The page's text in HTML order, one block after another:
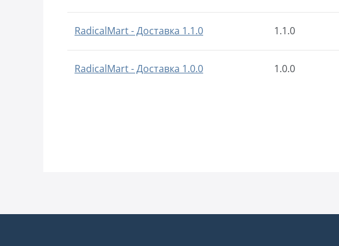
RadicalMart - Доставка 1.1.0 1.1.0
RadicalMart - Доставка 1.0.0 1.0.0